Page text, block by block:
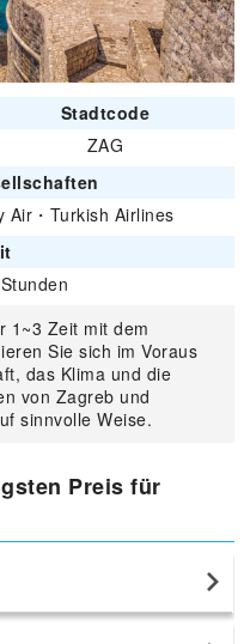
Stadtcode
ZAG
Air ・ Turkish Airlines
1~3 Zeit mit dem
Sie sich im Voraus
das Klima und die
von Zagreb und
sinnvolle Weise.
Preis für